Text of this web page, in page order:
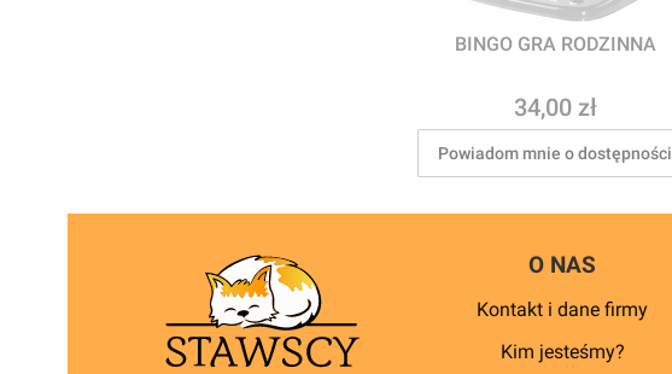
BINGO GRA RODZINNA
Cena
34,00 zł
Powiadom mnie o dostępności
O NAS
Kontakt i dane firmy
Kim jesteśmy?